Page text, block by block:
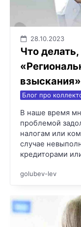
28.10.2023
Что
взыскания»
Блог про
В наше время
проблемой
налогам или
случае
кредиторами
golubev-lev